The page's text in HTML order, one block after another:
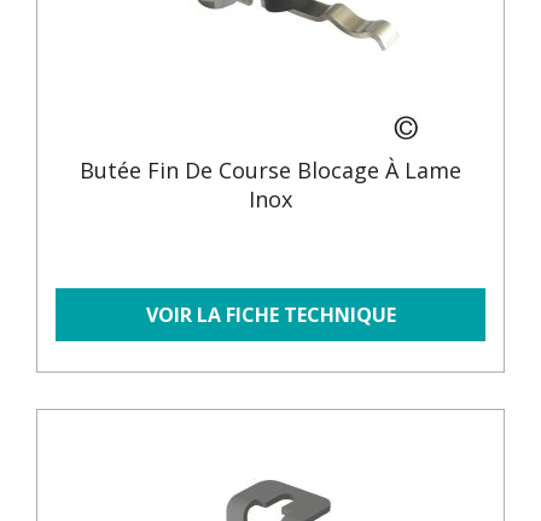
Butée Fin De Course Blocage À Lame
Inox
VOIR LA FICHE TECHNIQUE